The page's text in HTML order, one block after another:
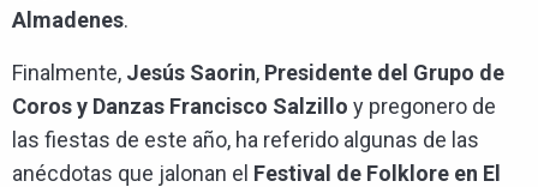
Almadenes.
Finalmente, Jesús Saorin, Presidente del Grupo de
Coros y Danzas Francisco Salzillo y pregonero de
las fiestas de este año, ha referido algunas de las
anécdotas que jalonan el Festival de Folklore en El